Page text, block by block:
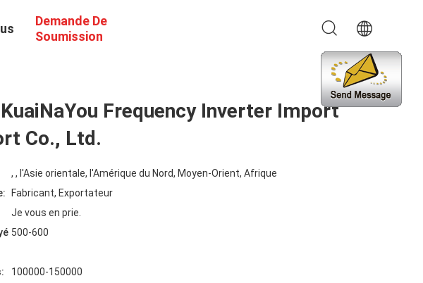
Demande De
Soumission
Frequency Inverter Import
Co., Ltd.
, , l'Asie orientale, l'Amérique du Nord, Moyen-Orient, Afrique
Fabricant, Exportateur
Je vous en prie.
500-600
100000-150000